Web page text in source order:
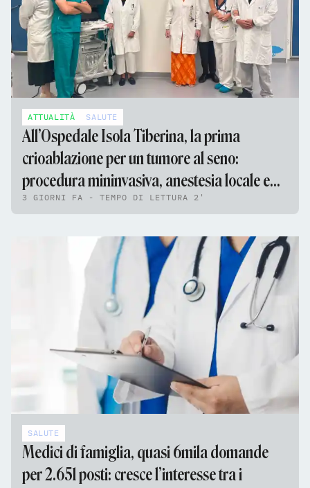
ATTUALITÀ SALUTE
All’Ospedale Isola Tiberina, la prima
crioablazione per un tumore al seno:
procedura mininvasiva, anestesia locale e
nessun ricovero
3 GIORNI FA - TEMPO DI LETTURA 2'
SALUTE
Medici di famiglia, quasi 6mila domande
per 2.651 posti: cresce l’interesse tra i